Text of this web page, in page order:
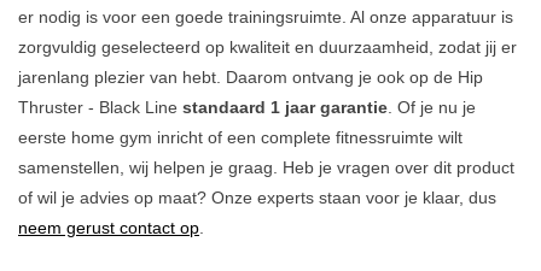
er nodig is voor een goede trainingsruimte. Al onze apparatuur is
zorgvuldig geselecteerd op kwaliteit en duurzaamheid, zodat jij er
jarenlang plezier van hebt. Daarom ontvang je ook op de Hip
Thruster - Black Line standaard 1 jaar garantie . Of je nu je
eerste home gym inricht of een complete fitnessruimte wilt
samenstellen, wij helpen je graag. Heb je vragen over dit product
of wil je advies op maat? Onze experts staan voor je klaar, dus
neem gerust contact op